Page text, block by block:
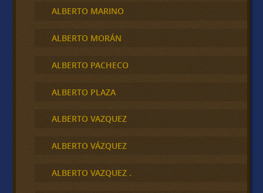
ALBERTO MARINO
ALBERTO MORÁN
ALBERTO PACHECO
ALBERTO PLAZA
ALBERTO VAZQUEZ
ALBERTO VÁZQUEZ
ALBERTO VAZQUEZ .